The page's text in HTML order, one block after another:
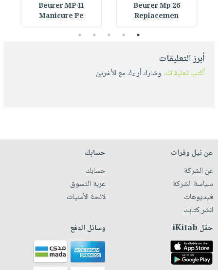
Beurer Mp 26
Replacemen
Beurer MP41
Manicure Pe
1
2
3
4
5
أبرز التعليقات
أكتب تعليقاتك وشارك أراءك مع الأخرين
عن نيل وفرات
عن الشركة
سياسة الشركة
فيديوهات
انشر كتابك
حسابك
حسابك
عربة التسوق
لائحة الأمنيات
حمّل iKitab وسائل الدفع